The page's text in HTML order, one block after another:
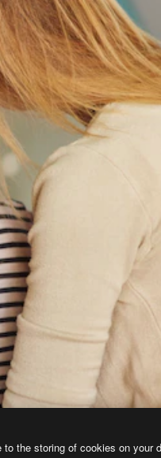
to the storing of cookies on your